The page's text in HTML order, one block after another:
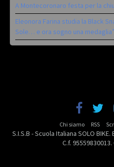
A Montecoronaro festa per la
Eleonora Farina studia la Black
Sole… e ora sogno una medaglia”
Chi siamo RSS
S.I.S.B - Scuola Italiana SOLO
C.f.